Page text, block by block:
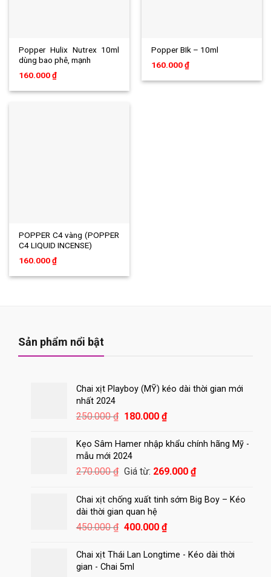
Popper Hulix Nutrex 10ml
dùng bao phê, mạnh
160.000₫
Popper BIk – 10ml
160.000₫
POPPER C4 vàng (POPPER
C4 LIQUID INCENSE)
160.000₫
Sản phẩm nổi bật
Chai xịt Playboy (MỸ) kéo dài thời gian mới
nhất 2024
250.000₫ Giá
là:
250.000 ₫.
180.000 ₫Giá
tại
180.000 ₫.
Kẹo Sâm Hamer nhập khẩu chính hãng Mỹ -
mẫu mới 2024
270.000₫ Giá từ: 269.000 ₫
Chai xịt chống xuất tinh sớm Big Boy – Kéo
dài thời gian quan hệ
450.000₫ Giá
là:
450.000 ₫.
400.000 ₫Giá
tại
Chai xịt Thái Lan Longtime - Kéo dài thời
gian - Chai 5ml